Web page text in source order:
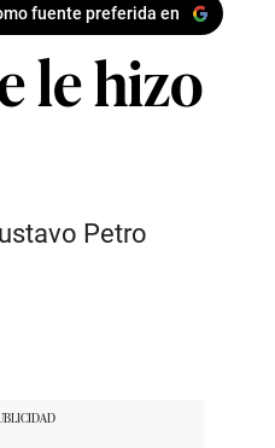
fuente preferida en
le hizo
Petro